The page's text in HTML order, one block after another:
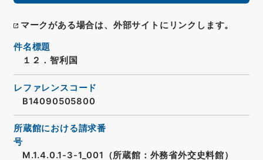
マークがある場合は、外部サイトにリンクします。
件名標題
１２．智利国
レファレンスコード
B14090505800
所蔵館における請求番
号
M.1.4.0.1-3-1_001（所蔵館：外務省外交史料館）